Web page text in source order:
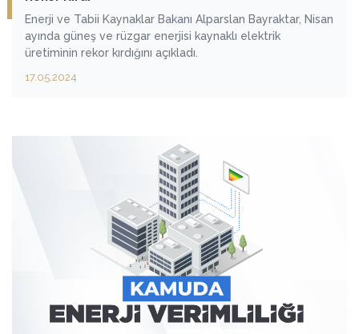
Enerji ve Tabii Kaynaklar Bakanı Alparslan Bayraktar, Nisan
ayında güneş ve rüzgar enerjisi kaynaklı elektrik
üretiminin rekor kırdığını açıkladı.
17.05.2024